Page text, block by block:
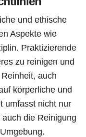
und ethische
Aspekte wie
Praktizierende
zu reinigen und
auch
körperliche und
umfasst nicht nur
die Reinigung